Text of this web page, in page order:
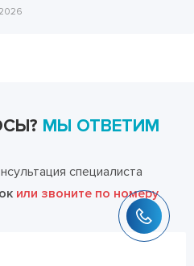
МЫ ОТВЕТИМ
специалиста
или звоните по номеру